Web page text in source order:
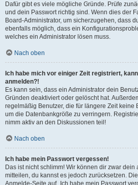
Dafür gibt es viele mögliche Gründe. Prüfe
und dein Passwort richtig sind. Wenn dies der
Board-Administrator, um sicherzugehen, dass
ebenfalls möglich, dass ein
welches ein Administrator lösen muss.
Nach oben
Ich habe mich vor einiger Zeit registriert,
anmelden?!
Es kann sein, dass ein Administrator dein
Gründen deaktiviert oder gelöscht hat.
regelmäßig Benutzer, die für längere Zeit keine
um die Datenbankgröße zu verringern.
nimm aktiv an den Diskussionen teil!
Nach oben
Ich habe mein Passwort vergessen!
Das ist nicht schlimm! Wir können dir zwar
mitteilen, du kannst es jedoch zurücksetzen.
Anmelde-Seite auf „Ich habe mein Passwort